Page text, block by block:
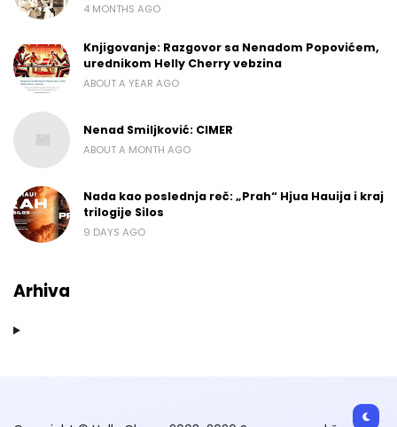
4 MONTHS AGO
Knjigovanje: Razgovor sa Nenadom Popovićem,
urednikom Helly Cherry vebzina
ABOUT A YEAR AGO
Nenad Smiljković: CIMER
ABOUT A MONTH AGO
Nada kao poslednja reč: „Prah“ Hjua Hauija i kraj
trilogije Silos
9 DAYS AGO
Arhiva